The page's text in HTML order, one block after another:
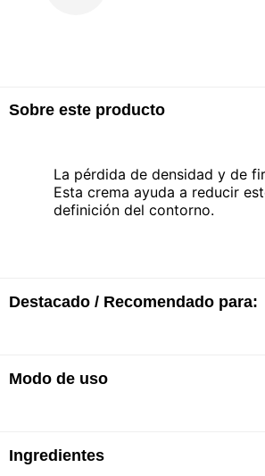
Sobre este producto
La pérdida de densidad y de
Esta crema ayuda a reducir
definición del contorno.
Destacado / Recomendado para:
En 4 horas
Modo de uso
Calentar la crema entre las
Ingredientes